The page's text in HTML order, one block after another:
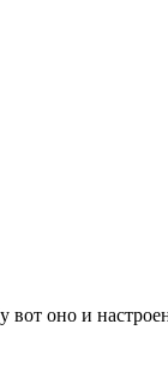
оно и